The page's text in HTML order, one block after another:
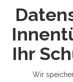
Ihr
Wir